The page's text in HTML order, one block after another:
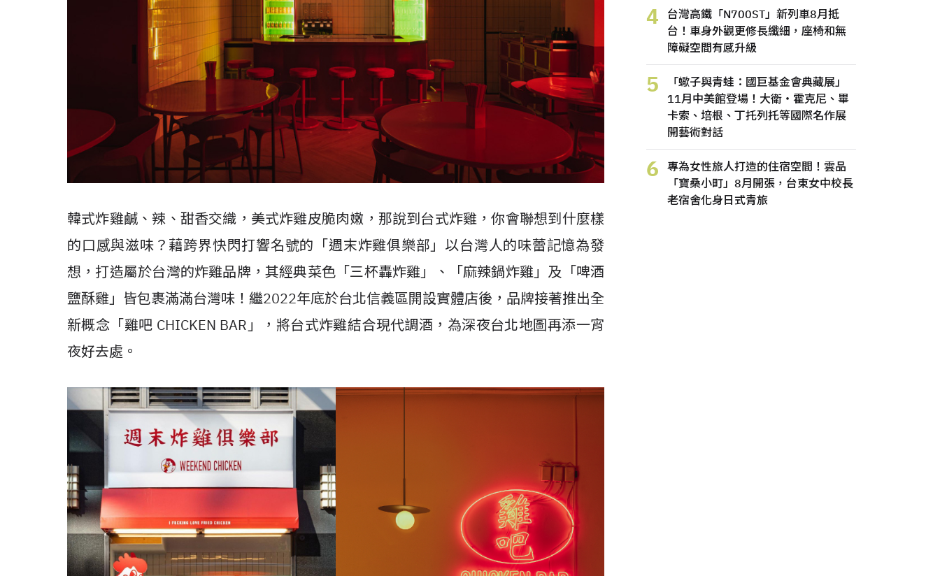
韓式炸雞鹹、辣、甜香交織，美式炸雞皮脆肉嫩，那說到台式炸雞，你會聯想到什麼樣
的口感與滋味？藉跨界快閃打響名號的「週末炸雞俱樂部」以台灣人的味蕾記憶為發
想，打造屬於台灣的炸雞品牌，其經典菜色「三杯轟炸雞」、「麻辣鍋炸雞」及「啤酒
鹽酥雞」皆包裹滿滿台灣味！繼2022年底於台北信義區開設實體店後，品牌接著推出全
新概念「雞吧 CHICKEN BAR」，將台式炸雞結合現代調酒，為深夜台北地圖再添一宵
夜好去處。
4
台灣高鐵「N700ST」新列車8月抵
台！車身外觀更修長纖細，座椅和無
障礙空間有感升級
5
「蠍子與青蛙：國巨基金會典藏展」
11月中美館登場！大衛・霍克尼、畢
卡索、培根、丁托列托等國際名作展
開藝術對話
6
專為女性旅人打造的住宿空間！雲品
「寶桑小町」8月開張，台東女中校長
老宿舍化身日式青旅